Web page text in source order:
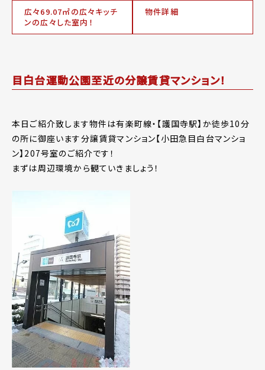
広々69.07㎡の広々キッチ
ンの広々した室内！
物件詳細
目白台運動公園至近の分譲賃貸マンション！
本日ご紹介致します物件は有楽町線・【護国寺駅】か徒歩10分
の所に御座います分譲賃貸マンション【小田急目白台マンショ
ン】207号室のご紹介です！
まずは周辺環境から観ていきましょう！